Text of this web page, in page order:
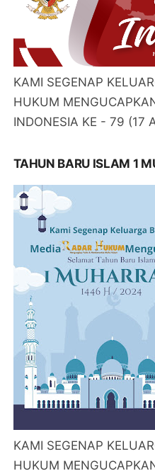
KAMI SEGENAP
HUKUM
INDONESIA KE - 79 (17
TAHUN BARU ISLAM 1
KAMI SEGENAP
HUKUM